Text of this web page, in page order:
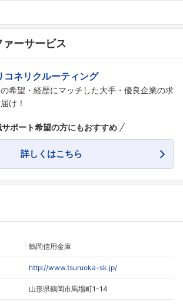
ーサービス
コネリクルーティング
希望・経歴にマッチした大手・優良企業の求
け！
ポート希望の方にもおすすめ
詳しくはこちら
鶴岡信用金庫
http://www.tsuruoka-sk.jp/
山形県鶴岡市馬場町1-14